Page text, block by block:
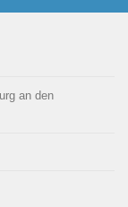
an den